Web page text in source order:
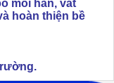
mối hàn, vát
hoàn thiện bề